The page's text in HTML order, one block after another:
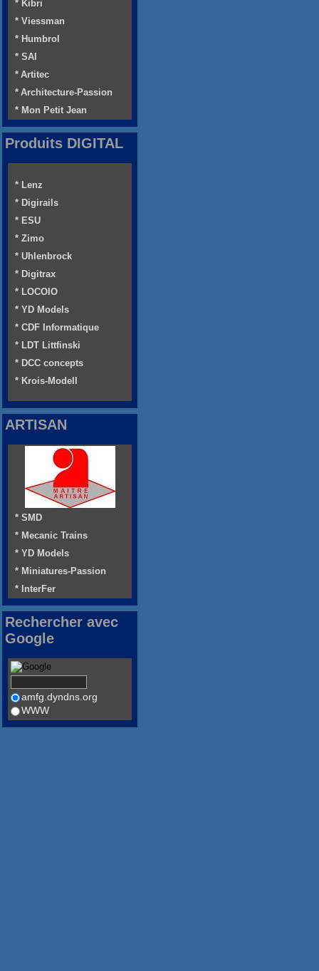
* Kibri
* Viessman
* Humbrol
* SAI
* Artitec
* Architecture-Passion
* Mon Petit Jean
Produits DIGITAL
* Lenz
* Digirails
* ESU
* Zimo
* Uhlenbrock
* Digitrax
* LOCOIO
* YD Models
* CDF Informatique
* LDT Littfinski
* DCC concepts
* Krois-Modell
ARTISAN
* SMD
* Mecanic Trains
* YD Models
* Miniatures-Passion
* InterFer
Rechercher avec
Google
amfg.dyndns.org
WWW